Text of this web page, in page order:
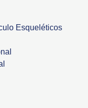
Esqueléticos